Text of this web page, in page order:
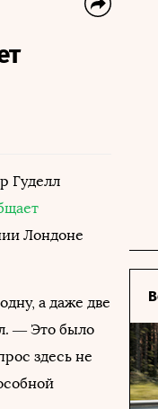
Гуделл
Лондоне
а даже две
— Это было
здесь не